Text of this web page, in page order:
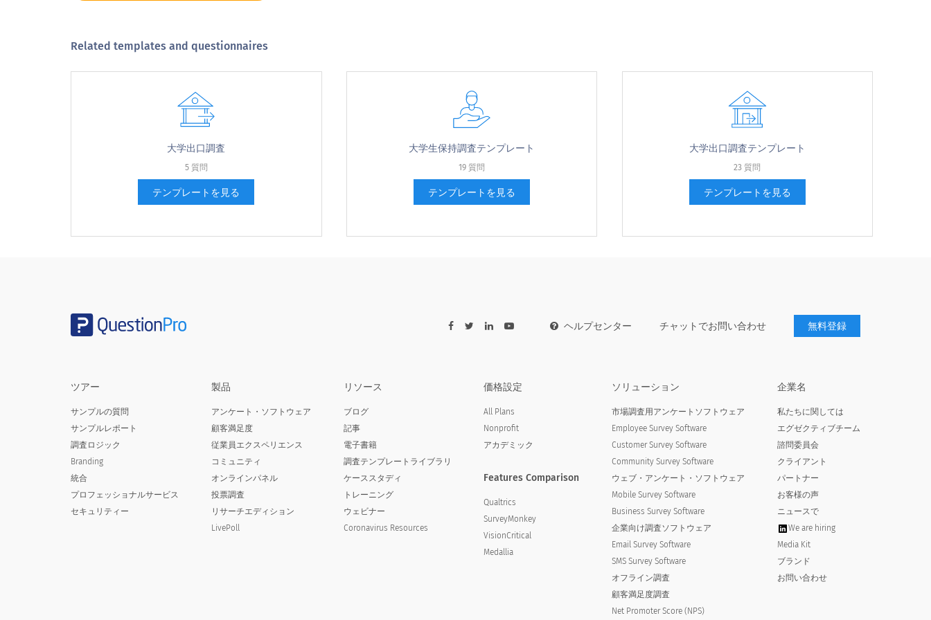
Your gender is:
女性
大学での財政援助の目的のためにあなたの依存関係について自分自身をどのように宣言しましたか
How have you declared yourself to be regarding your dependence for financial aid purposes in college?
Related templates and questionnaires
大学出口調査
5 質問
テンプレートを見る
大学生保持調査テンプレート
19 質問
テンプレートを見る
大学出口調査テンプレート
23 質問
テンプレートを見る
ヘルプセンター チャットでお問い合わせ 無料登録
ツアー
サンプルの質問
サンプルレポート
調査ロジック
Branding
統合
プロフェッショナルサービス
セキュリティー
製品
アンケート・ソフトウェア
顧客満足度
従業員エクスペリエンス
コミュニティ
オンラインパネル
投票調査
リサーチエディション
LivePoll
リソース
ブログ
記事
電子書籍
調査テンプレートライブラリ
ケーススタディ
トレーニング
ウェビナー
Coronavirus Resources
価格設定
All Plans
Nonprofit
アカデミック
Features Comparison
Qualtrics
SurveyMonkey
VisionCritical
Medallia
ソリューション
市場調査用アンケートソフトウェア
Employee Survey Software
Customer Survey Software
Community Survey Software
ウェブ・アンケート・ソフトウェア
Mobile Survey Software
Business Survey Software
企業向け調査ソフトウェア
Email Survey Software
SMS Survey Software
オフライン調査
顧客満足度調査
Net Promoter Score (NPS)
企業名
私たちに関しては
エグゼクティブチーム
諮問委員会
クライアント
パートナー
お客様の声
ニュースで
We are hiring
Media Kit
ブランド
お問い合わせ